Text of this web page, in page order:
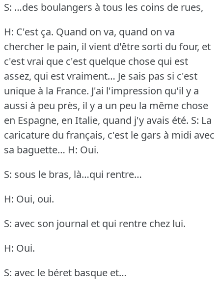
S: …des boulangers à tous les coins de rues,
H: C'est ça. Quand on va, quand on va
chercher le pain, il vient d'être sorti du four, et
c'est vrai que c'est quelque chose qui est
assez, qui est vraiment… Je sais pas si c'est
unique à la France. J'ai l'impression qu'il y a
aussi à peu près, il y a un peu la même chose
en Espagne, en Italie, quand j'y avais été. S: La
caricature du français, c'est le gars à midi avec
sa baguette… H: Oui.
S: sous le bras, là…qui rentre…
H: Oui, oui.
S: avec son journal et qui rentre chez lui.
H: Oui.
S: avec le béret basque et…